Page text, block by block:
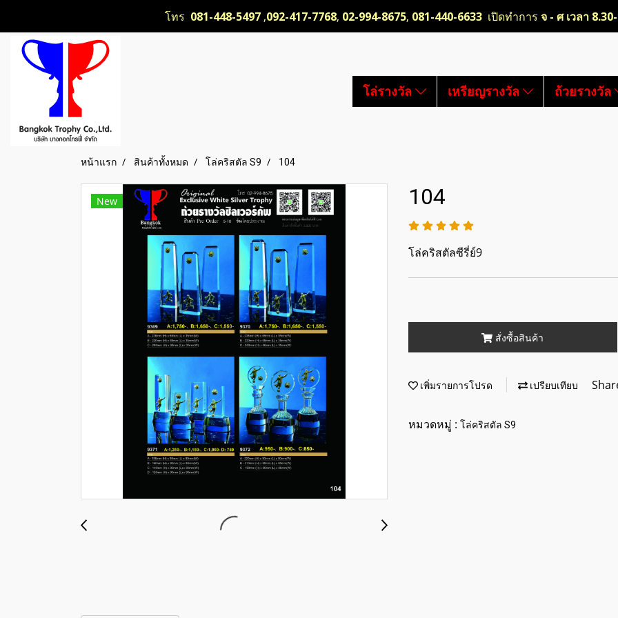
โทร 081-448-5497,092-417-7768, 02-994-8675, 081-440-6633เปิดทำการ จ - ศ เวลา
โล่รางวัล เหรียญรางวัล ถ้วยรางวัล
หน้าแรก สินค้าทั้งหมด โล่คริสตัล S9 104
New 104
โล่คริสตัลซีรี่ย์9
สั่งซื้อสินค้า
เพิ่มรายการโปรด เปรียบเทียบ
หมวดหมู่ : โล่คริสตัล S9